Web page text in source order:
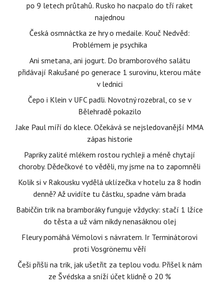
po 9 letech průtahů. Rusko ho nacpalo do tří raket
najednou
Česká osmnáctka ze hry o medaile. Kouč Nedvěd:
Problémem je psychika
Ani smetana, ani jogurt. Do bramborového salátu
přidávají Rakušané po generace 1 surovinu, kterou máte
v lednici
Čepo i Klein v UFC padli. Novotný rozebral, co se v
Bělehradě pokazilo
Jake Paul míří do klece. Očekává se nejsledovanější MMA
zápas historie
Papriky zalité mlékem rostou rychleji a méně chytají
choroby. Dědečkové to věděli, my jsme na to zapomněli
Kolik si v Rakousku vydělá uklízečka v hotelu za 8 hodin
denně? Až uvidíte tu částku, spadne vám brada
Babiččin trik na bramboráky funguje vždycky: stačí 1 lžíce
do těsta a už vám nikdy nenasáknou olej
Fleury pomáhá Vémolovi s návratem. Ir Terminátorovi
proti Vosgrönemu věří
Češi přišli na trik, jak ušetřit za teplou vodu. Přišel k nám
ze Švédska a sníží účet klidně o 20 %